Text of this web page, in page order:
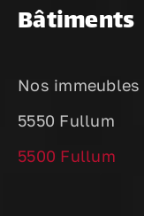
Bâtiments
Nos immeubles
5550 Fullum
5500 Fullum